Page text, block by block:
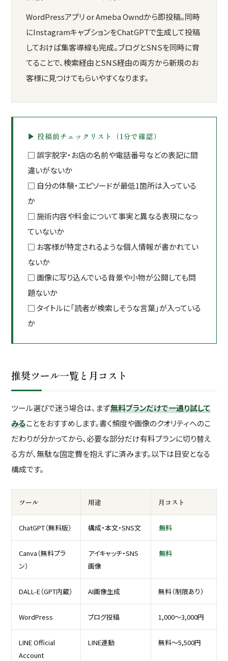
WordPressアプリ or Ameba Owndから即投稿。同時
にInstagramキャプションをChatGPTで生成して投稿
しておけば集客導線も完成。ブログとSNSを同時に育
てることで、検索経由とSNS経由の両方から新規のお
客様に見つけてもらいやすくなります。
▶ 投稿前チェックリスト（1分で確認）
□ 誤字脱字・お店の名前や電話番号などの表記に間
違いがないか
□ 自分の体験・エピソードが最低1箇所は入っている
か
□ 施術内容や料金について事実と異なる表現になっ
ていないか
□ お客様が特定されるような個人情報が書かれてい
ないか
□ 画像に写り込んでいる背景や小物が公開しても問
題ないか
□ タイトルに「読者が検索しそうな言葉」が入っている
か
推奨ツール一覧と月コスト
ツール選びで迷う場合は、まず無料プランだけで一通り試して
みることをおすすめします。書く頻度や画像のクオリティへのこ
だわりが分かってから、必要な部分だけ有料プランに切り替え
る方が、無駄な固定費を抱えずに済みます。以下は目安となる
構成です。
ツール 用途 月コスト
ChatGPT（無料版） 構成・本文・SNS文 無料
Canva（無料プラ
ン）
アイキャッチ・SNS
画像
無料
DALL-E（GPT内蔵） AI画像生成 無料（制限あり）
WordPress ブログ投稿 1,000〜3,000円
LINE Official
Account
LINE連動 無料〜5,500円